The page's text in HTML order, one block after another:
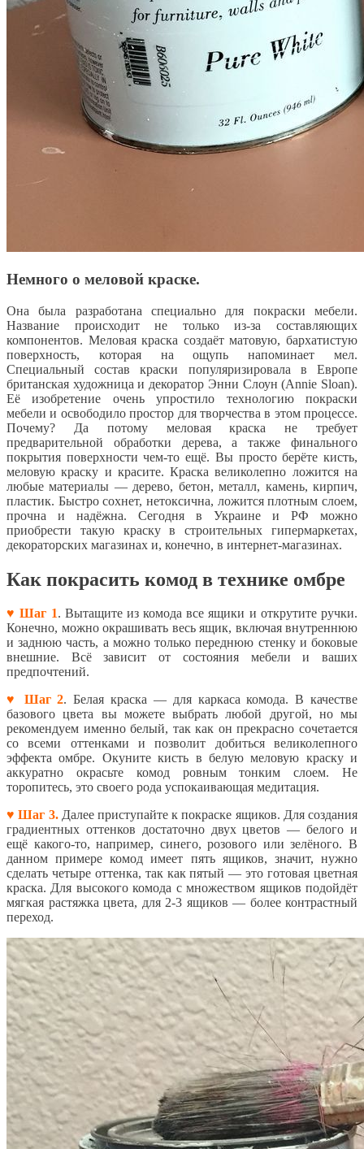
Немного о меловой краске.
Она была разработана специально для покраски мебели.
Название происходит не только из-за составляющих
компонентов. Меловая краска создаёт матовую, бархатистую
поверхность, которая на ощупь напоминает мел.
Специальный состав краски популяризировала в Европе
британская художница и декоратор Энни Слоун (Annie Sloan).
Её изобретение очень упростило технологию покраски
мебели и освободило простор для творчества в этом процессе.
Почему? Да потому меловая краска не требует
предварительной обработки дерева, а также финального
покрытия поверхности чем-то ещё. Вы просто берёте кисть,
меловую краску и красите. Краска великолепно ложится на
любые материалы — дерево, бетон, металл, камень, кирпич,
пластик. Быстро сохнет, нетоксична, ложится плотным слоем,
прочна и надёжна. Сегодня в Украине и РФ можно
приобрести такую краску в строительных гипермаркетах,
декораторских магазинах и, конечно, в интернет-магазинах.
Как покрасить комод в технике омбре
♥ Шаг 1. Вытащите из комода все ящики и открутите ручки.
Конечно, можно окрашивать весь ящик, включая внутреннюю
и заднюю часть, а можно только переднюю стенку и боковые
внешние. Всё зависит от состояния мебели и ваших
предпочтений.
♥ Шаг 2. Белая краска — для каркаса комода. В качестве
базового цвета вы можете выбрать любой другой, но мы
рекомендуем именно белый, так как он прекрасно сочетается
со всеми оттенками и позволит добиться великолепного
эффекта омбре. Окуните кисть в белую меловую краску и
аккуратно окрасьте комод ровным тонким слоем. Не
торопитесь, это своего рода успокаивающая медитация.
♥ Шаг 3.Далее приступайте к покраске ящиков. Для создания
градиентных оттенков достаточно двух цветов — белого и
ещё какого-то, например, синего, розового или зелёного. В
данном примере комод имеет пять ящиков, значит, нужно
сделать четыре оттенка, так как пятый — это готовая цветная
краска. Для высокого комода с множеством ящиков подойдёт
мягкая растяжка цвета, для 2-3 ящиков — более контрастный
переход.